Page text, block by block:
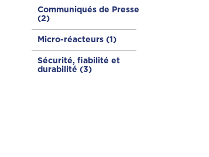
Communiqués de Presse
(2)
Micro-réacteurs (1)
Sécurité, fiabilité et
durabilité (3)